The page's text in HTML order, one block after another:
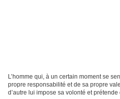
L’homme qui, à un certain moment se
propre responsabilité et de sa propre
d’autre lui impose sa volonté et prétende